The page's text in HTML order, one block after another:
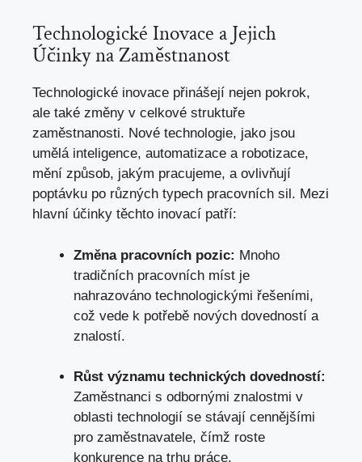
Technologické Inovace a Jejich
Účinky na Zaměstnanost
Technologické inovace přinášejí nejen pokrok,
ale také změny v celkové struktuře
zaměstnanosti. Nové technologie, jako jsou
umělá inteligence, automatizace a robotizace,
mění způsob, jakým pracujeme, a ovlivňují
poptávku po různých typech pracovních sil. Mezi
hlavní účinky těchto inovací patří:
Změna pracovních pozic: Mnoho
tradičních pracovních míst je
nahrazováno technologickými řešeními,
což vede k potřebě nových dovedností a
znalostí.
Růst významu technických dovedností:
Zaměstnanci s odbornými znalostmi v
oblasti technologií se stávají cennějšími
pro zaměstnavatele, čímž roste
konkurence na trhu práce.